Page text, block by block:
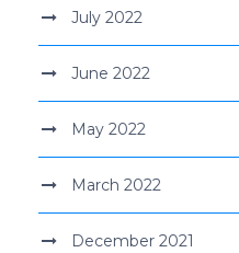
July 2022
June 2022
May 2022
March 2022
December 2021